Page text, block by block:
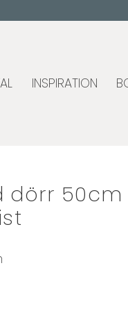
INSPIRATION
dörr